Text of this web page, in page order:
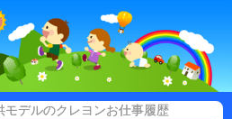
モデルのクレヨンお仕事履歴